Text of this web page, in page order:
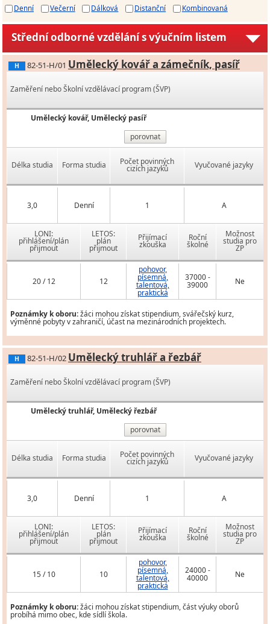
Denní
Večerní Dálková Distanční Kombinovaná
Střední odborné vzdělání s výučním listem
H 82-51-H/01 Umělecký kovář a zámečník, pasíř
Zaměření nebo Školní vzdělávací program (ŠVP)
Umělecký kovář, Umělecký pasíř
porovnat
Délka studia Forma studia Počet povinných
cizích jazyků Vyučované jazyky
3,0 Denní 1 A
LONI:
přihlášení/plán
přijmout
LETOS:
plán
přijmout
Přijímací
zkouška
Roční
školné
Možnost
studia pro
ZP
20 / 12 12
pohovor,
písemná,
talentová,
praktická
37000 -
39000 Ne
Poznámky k oboru:žáci mohou získat stipendium, svářečský kurz,
výměnné pobyty v zahraničí, účast na mezinárodních projektech.
H 82-51-H/02 Umělecký truhlář a řezbář
Zaměření nebo Školní vzdělávací program (ŠVP)
Umělecký truhlář, Umělecký řezbář
porovnat
Délka studia Forma studia Počet povinných
cizích jazyků Vyučované jazyky
3,0 Denní 1 A
LONI:
přihlášení/plán
přijmout
LETOS:
plán
přijmout
Přijímací
zkouška
Roční
školné
Možnost
studia pro
ZP
15 / 10 10
pohovor,
písemná,
talentová,
praktická
24000 -
40000 Ne
Poznámky k oboru:žáci mohou získat stipendium, část výuky oborů
probíhá mimo obec, kde sídlí škola.